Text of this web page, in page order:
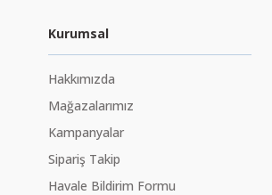
Kurumsal
Hakkımızda
Mağazalarımız
Kampanyalar
Sipariş Takip
Havale Bildirim Formu